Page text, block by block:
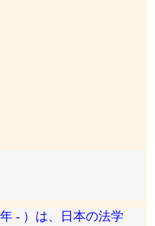
- ）は、日本の法学